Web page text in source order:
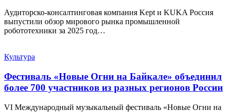
Аудиторско-консалтинговая компания Kept и KUKA Россия
выпустили обзор мирового рынка промышленной
робототехники за 2025 год…
Культура
Фестиваль «Новые Огни на Байкале» объединил
более 700 участников из разных регионов России
VI Международный музыкальный фестиваль «Новые Огни на